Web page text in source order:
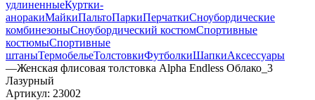
удлиненныеКуртки-
аноракиМайкиПальтоПаркиПерчаткиСноубордические
комбинезоныСноубордический костюмСпортивные
костюмыСпортивные
штаныТермобельеТолстовкиФутболкиШапкиАксессуары
—Женская флисовая толстовка Alpha Endless Облако_3
Лазурный
Артикул: 23002